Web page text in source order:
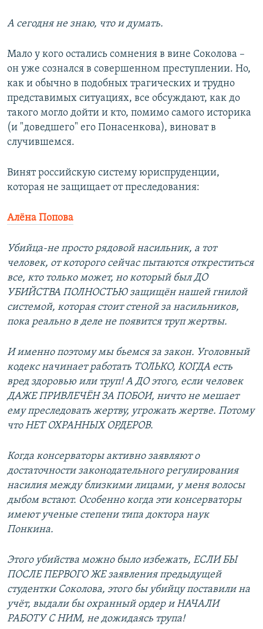
А сегодня не знаю, что и думать.
Мало у кого остались сомнения в вине Соколова –
он уже сознался в совершенном преступлении. Но,
как и обычно в подобных трагических и трудно
представимых ситуациях, все обсуждают, как до
такого могло дойти и кто, помимо самого историка
(и "доведшего" его Понасенкова), виноват в
случившемся.
Винят российскую систему юриспруденции,
которая не защищает от преследования:
Алёна Попова
Убийца-не просто рядовой насильник, а тот
человек, от которого сейчас пытаются откреститься
все, кто только может, но который был ДО
УБИЙСТВА ПОЛНОСТЬЮ защищён нашей гнилой
системой, которая стоит стеной за насильников,
пока реально в деле не появится труп жертвы.
И именно поэтому мы бьемся за закон. Уголовный
кодекс начинает работать ТОЛЬКО, КОГДА есть
вред здоровью или труп! А ДО этого, если человек
ДАЖЕ ПРИВЛЕЧЁН ЗА ПОБОИ, ничто не мешает
ему преследовать жертву, угрожать жертве. Потому
что НЕТ ОХРАННЫХ ОРДЕРОВ.
Когда консерваторы активно заявляют о
достаточности законодательного регулирования
насилия между близкими лицами, у меня волосы
дыбом встают. Особенно когда эти консерваторы
имеют ученые степени типа доктора наук
Понкина.
Этого убийства можно было избежать, ЕСЛИ БЫ
ПОСЛЕ ПЕРВОГО ЖЕ заявления предыдущей
студентки Соколова, этого бы убийцу поставили на
учёт, выдали бы охранный ордер и НАЧАЛИ
РАБОТУ С НИМ, не дожидаясь трупа!